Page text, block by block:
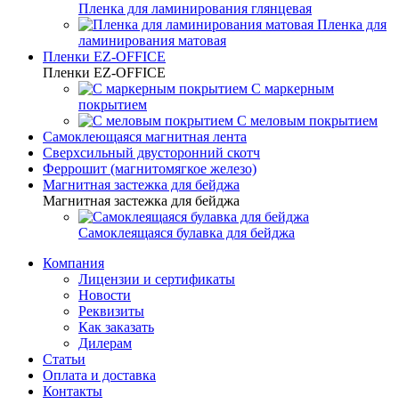
Пленка для ламинирования глянцевая
Пленка для
ламинирования матовая
Пленки EZ-OFFICE
Пленки EZ-OFFICE
С маркерным
покрытием
С меловым покрытием
Самоклеющаяся магнитная лента
Сверхсильный двусторонний скотч
Феррошит (магнитомягкое железо)
Магнитная застежка для бейджа
Магнитная застежка для бейджа
Самоклеящаяся булавка для бейджа
Компания
Лицензии и сертификаты
Новости
Реквизиты
Как заказать
Дилерам
Статьи
Оплата и доставка
Контакты